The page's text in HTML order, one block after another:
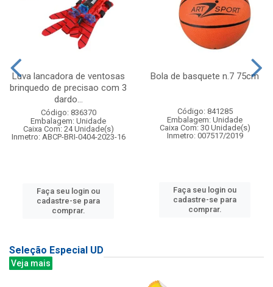
Luva lancadora de ventosas
brinquedo de precisao com 3
dardo...
Código: 836370
Embalagem: Unidade
Caixa Com: 24 Unidade(s)
Inmetro: ABCP-BRI-0404-2023-16
Faça seu login ou
cadastre-se para
comprar.
Bola de basquete n.7 75cm
Código: 841285
Embalagem: Unidade
Caixa Com: 30 Unidade(s)
Inmetro: 007517/2019
Faça seu login ou
cadastre-se para
comprar.
Seleção Especial UD
Veja mais